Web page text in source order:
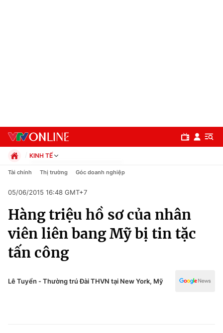
Chuyên mục
Chính trị
Xã hội
Pháp luật
KINH TẾ
Chính trị
Pháp luật
Kinh tế
Thể thao
Truyền hình
Văn hóa - Giải trí
Công nghệ
Tài chính Thị trường Góc doanh nghiệp
05/06/2015 16:48 GMT+7
Hàng triệu hồ sơ của nhân
viên liên bang Mỹ bị tin tặc
tấn công
Lê Tuyển - Thường trú Đài THVN tại New York, Mỹ